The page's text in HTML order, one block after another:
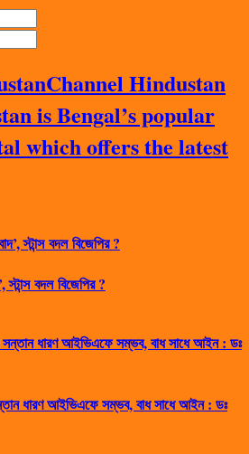
Channel Hindustan
is Bengal’s popular
which offers the latest
স্টান্স বদল বিজেপির ?
ধারণ আইভিএফে সম্ভব, বাধ সাধে আইন : ডঃ